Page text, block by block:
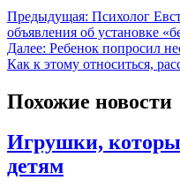
Предыдущая: Психолог
объявления об установке
Далее: Ребенок попросил
Как к этому относиться,
Похожие новости
Игрушки,
детям